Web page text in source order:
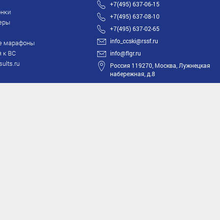
марафоны
к ВС
+7(495) 637-06-15
+7(495) 637-08-10
+7(495) 637-02-65
info_ccski@rssf.ru
info@flgr.ru
Россия 119270, Москва, Лужнецкая
набережная, д.8